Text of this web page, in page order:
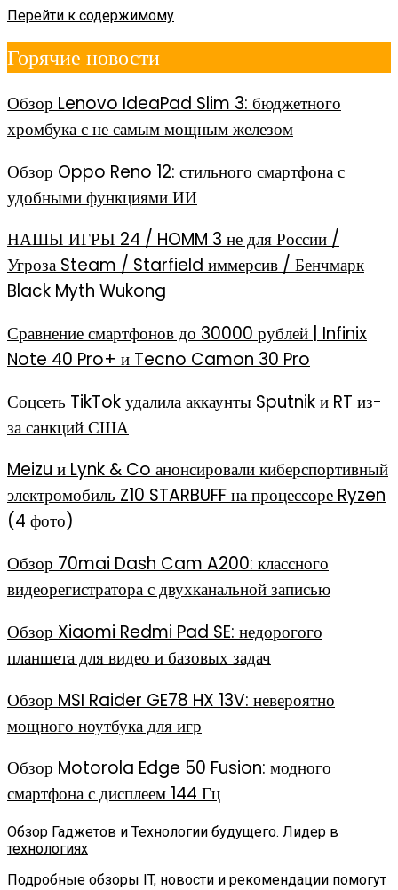
Перейти к содержимому
Горячие новости
Обзор Lenovo IdeaPad Slim 3: бюджетного
хромбука с не самым мощным железом
Обзор Oppo Reno 12: стильного смартфона с
удобными функциями ИИ
НАШЫ ИГРЫ 24 / HOMM 3 не для России /
Угроза Steam / Starfield иммерсив / Бенчмарк
Black Myth Wukong
Сравнение смартфонов до 30000 рублей | Infinix
Note 40 Pro+ и Tecno Camon 30 Pro
Соцсеть TikTok удалила аккаунты Sputnik и RT из-
за санкций США
Meizu и Lynk & Co анонсировали киберспортивный
электромобиль Z10 STARBUFF на процессоре Ryzen
(4 фото)
Обзор 70mai Dash Cam A200: классного
видеорегистратора с двухканальной записью
Обзор Xiaomi Redmi Pad SE: недорогого
планшета для видео и базовых задач
Обзор MSI Raider GE78 HX 13V: невероятно
мощного ноутбука для игр
Обзор Motorola Edge 50 Fusion: модного
смартфона с дисплеем 144 Гц
Обзор Гаджетов и Технологии будущего. Лидер в
технологиях
Подробные обзоры IT, новости и рекомендации помогут